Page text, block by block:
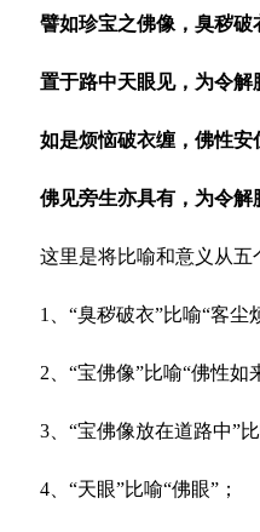
譬如珍宝之佛像，臭秽破
置于路中天眼见，为令解
如是烦恼破衣缠，佛性安
佛见旁生亦具有，为令解
这里是将比喻和意义从五
1、“臭秽破衣”比喻“客尘
2、“宝佛像”比喻“佛性如
3、“宝佛像放在道路中”
4、“天眼”比喻“佛眼”；